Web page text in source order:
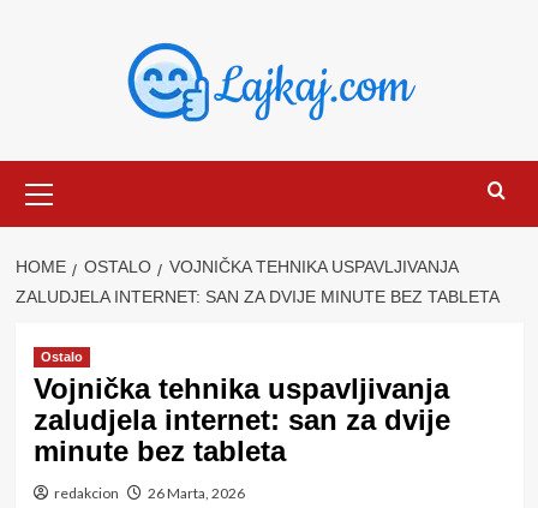
Menu
HOME OSTALO
VOJNIČKA TEHNIKA USPAVLJIVANJA
ZALUDJELA INTERNET: SAN ZA DVIJE MINUTE BEZ TABLETA
Ostalo
Vojnička tehnika uspavljivanja
zaludjela internet: san za dvije
minute bez tableta
redakcion 26 Marta, 2026